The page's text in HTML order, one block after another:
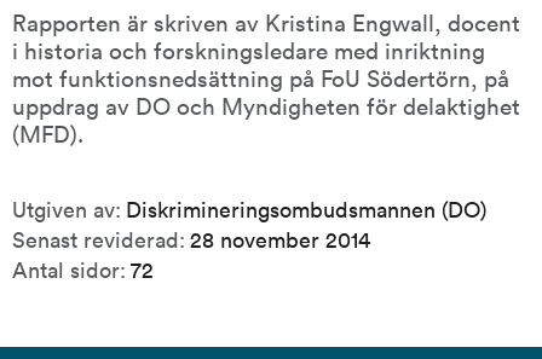
Rapporten är skriven av Kristina Engwall, docent
i historia och forskningsledare med inriktning
mot funktionsnedsättning på FoU Södertörn, på
uppdrag av DO och Myndigheten för delaktighet
(MFD).
Utgiven av: Diskrimineringsombudsmannen (DO)
Senast reviderad: 28 november 2014
Antal sidor: 72